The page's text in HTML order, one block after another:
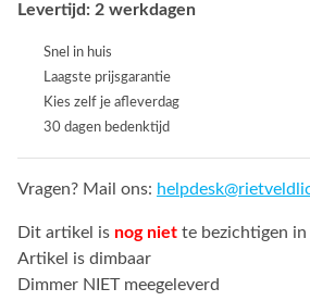
Levertijd: 2 werkdagen
Snel in huis
Laagste prijsgarantie
Kies zelf je afleverdag
30 dagen bedenktijd
Vragen? Mail ons:
Dit artikel is nog niet te bezichtigen
Artikel is dimbaar
Dimmer NIET meegeleverd